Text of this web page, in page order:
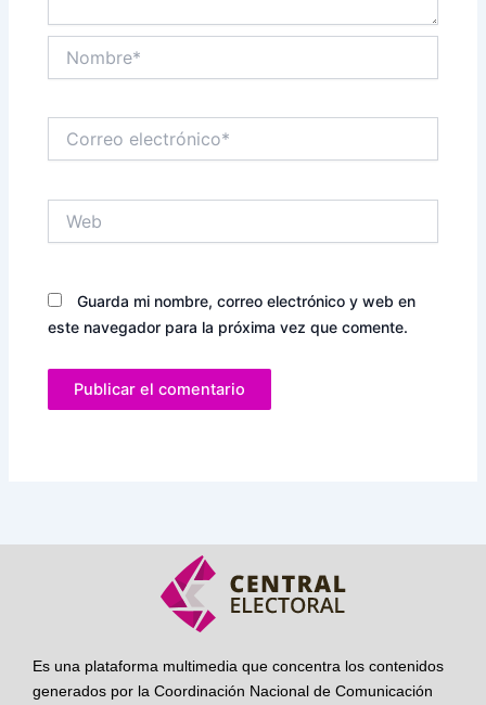
electrónico*
Guarda mi nombre, correo electrónico y web en
este navegador para la próxima vez que comente.
Es una plataforma multimedia que concentra los contenidos
generados por la Coordinación Nacional de Comunicación